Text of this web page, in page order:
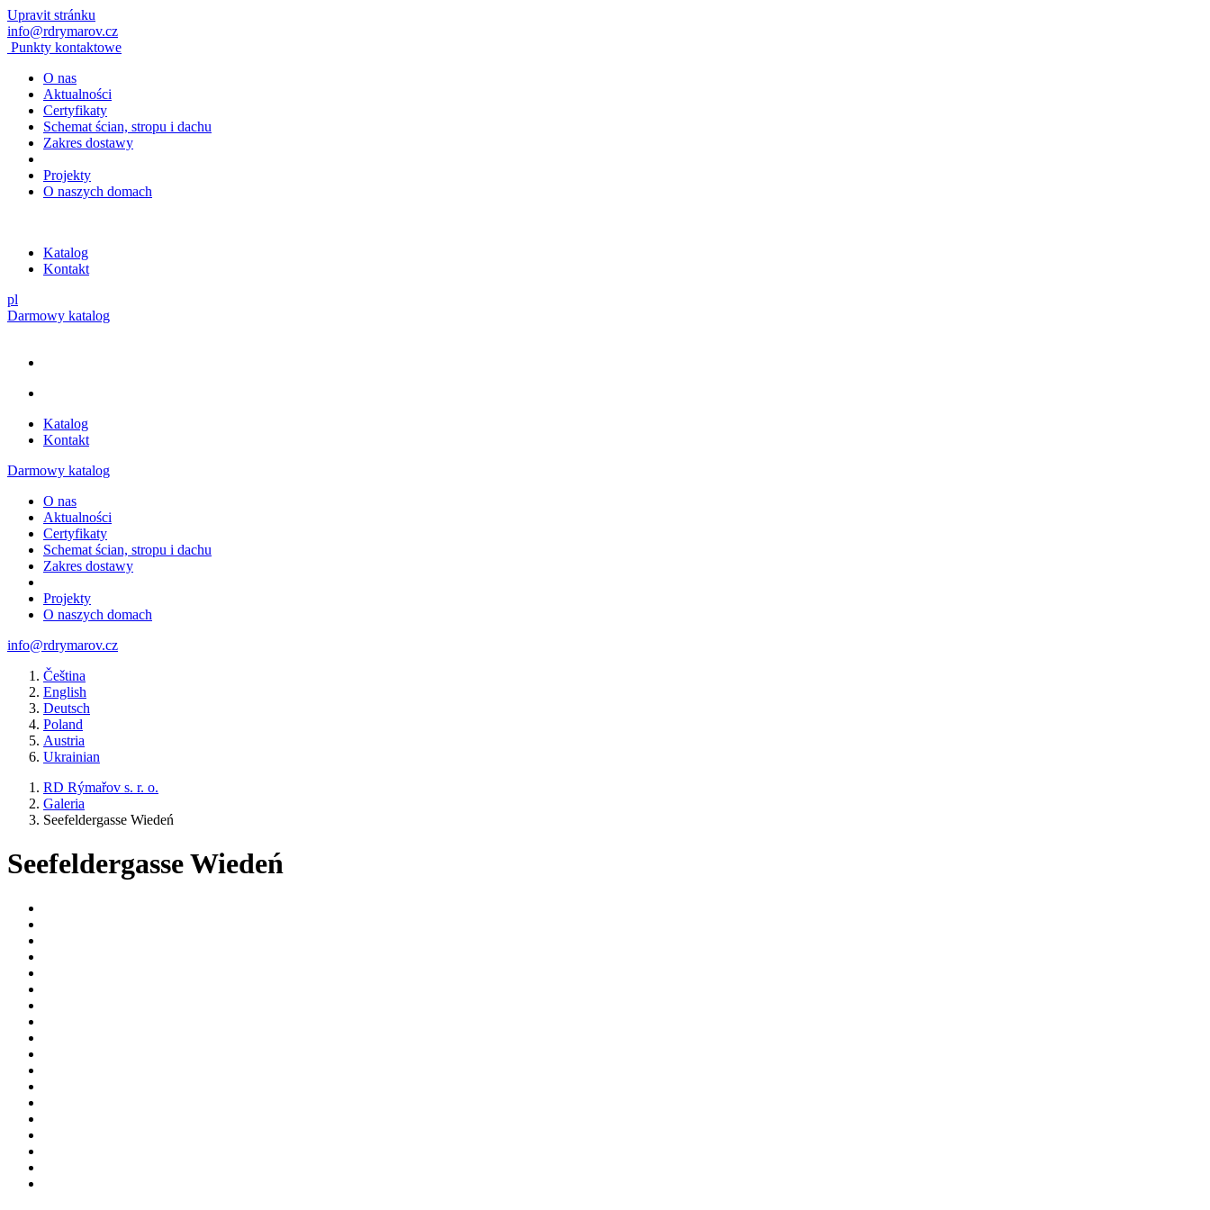
Upravit stránku
info@rdrymarov.cz
Punkty kontaktowe
O nas
Aktualności
Certyfikaty
Schemat ścian, stropu i dachu
Zakres dostawy
Projekty
O naszych domach
Katalog
Kontakt
pl
Darmowy katalog
Katalog
Kontakt
Darmowy katalog
O nas
Aktualności
Certyfikaty
Schemat ścian, stropu i dachu
Zakres dostawy
Projekty
O naszych domach
info@rdrymarov.cz
Čeština
English
Deutsch
Poland
Austria
Ukrainian
RD Rýmařov s. r. o.
Galeria
Seefeldergasse Wiedeń
Seefeldergasse Wiedeń